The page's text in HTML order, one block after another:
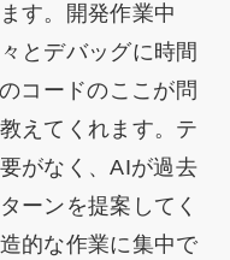
す。開発作業中
とデバッグに時間
コードのここが問
えてくれます。テ
がなく、AIが過去
ーンを提案してく
的な作業に集中で